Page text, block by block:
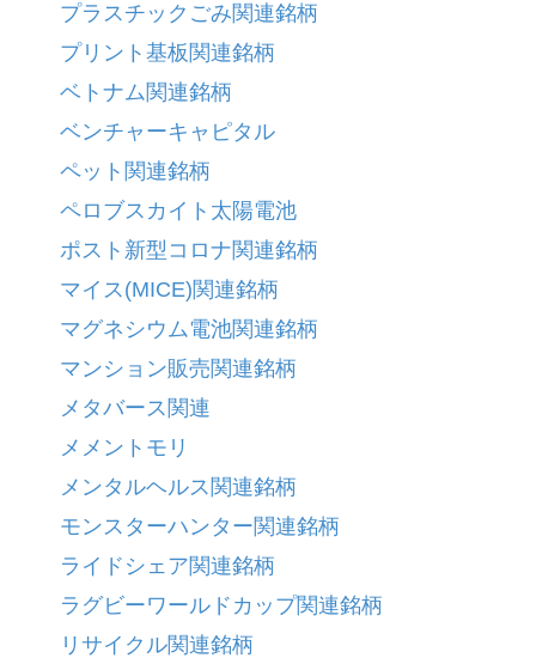
プラスチックごみ関連銘柄
プリント基板関連銘柄
ベトナム関連銘柄
ベンチャーキャピタル
ペット関連銘柄
ペロブスカイト太陽電池
ポスト新型コロナ関連銘柄
マイス(MICE)関連銘柄
マグネシウム電池関連銘柄
マンション販売関連銘柄
メタバース関連
メメントモリ
メンタルヘルス関連銘柄
モンスターハンター関連銘柄
ライドシェア関連銘柄
ラグビーワールドカップ関連銘柄
リサイクル関連銘柄